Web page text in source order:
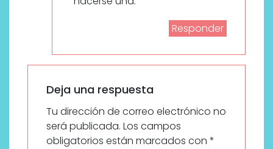
Responder
Deja una respuesta
Tu dirección de correo electrónico no
será publicada. Los campos
obligatorios están marcados con *